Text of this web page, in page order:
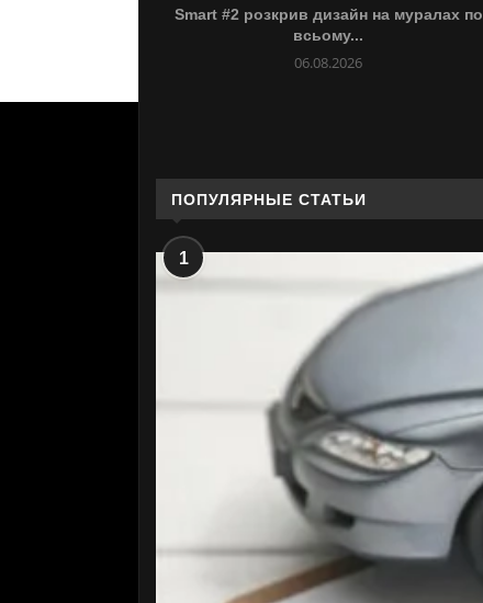
Smart #2 розкрив дизайн на муралах по
всьому...
06.08.2026
ПОПУЛЯРНЫЕ СТАТЬИ
1